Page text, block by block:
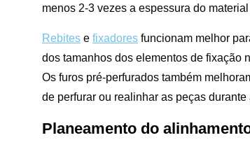
menos 2-3 vezes a espessura do
Rebites e fixadores funcionam melhor
dos tamanhos dos elementos de fixação
Os furos pré-perfurados também
de perfurar ou realinhar as peças durante
Planeamento do